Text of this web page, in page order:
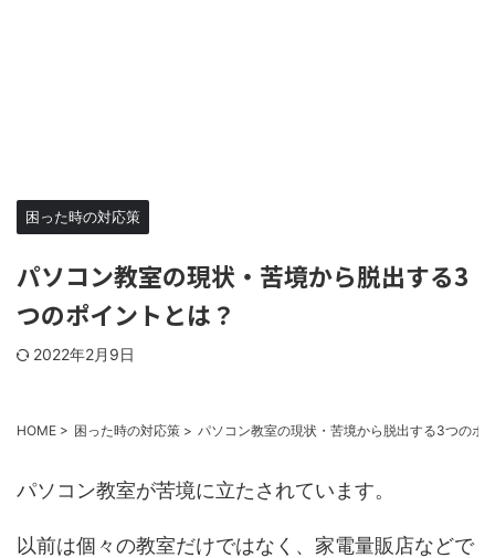
困った時の対応策
パソコン教室の現状・苦境から脱出する3
つのポイントとは？
2022年2月9日
HOME > 困った時の対応策 > パソコン教室の現状・苦境から脱出する3つのポ
パソコン教室が苦境に立たされています。
以前は個々の教室だけではなく、家電量販店などで